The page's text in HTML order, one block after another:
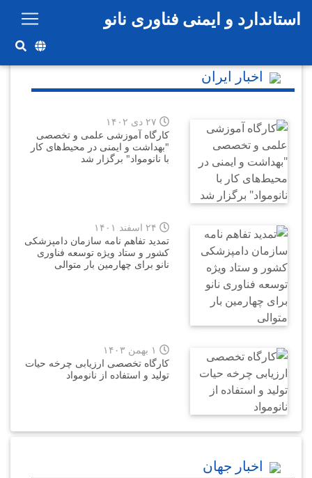
استاندارد و ایمنی فناوری نانو
اخبار ایران
كارگاه آموزشی علمی و تخصصی
"بهداشت و ایمنی در محیط‌های کار
با نانومواد" برگزار شد
تمدید تفاهم نامه سازمان دامپزشکی
کشور و ستاد ویژه توسعه فناوری
نانو برای چهارمین بار متوالی
کارگاه تخصصی ارزیابی چرخه حیات
تولید و استفاده از نانومواد
اخبار جهان